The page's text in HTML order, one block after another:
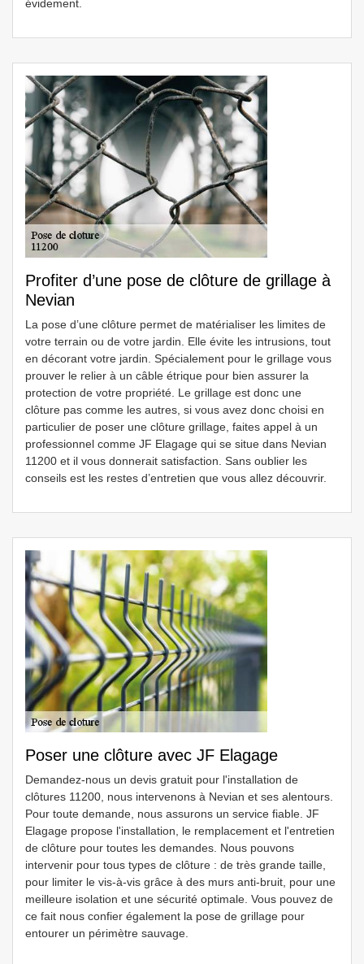
évidement.
Profiter d’une pose de clôture de grillage à
Nevian
La pose d’une clôture permet de matérialiser les limites de
votre terrain ou de votre jardin. Elle évite les intrusions, tout
en décorant votre jardin. Spécialement pour le grillage vous
prouver le relier à un câble étrique pour bien assurer la
protection de votre propriété. Le grillage est donc une
clôture pas comme les autres, si vous avez donc choisi en
particulier de poser une clôture grillage, faites appel à un
professionnel comme JF Elagage qui se situe dans Nevian
11200 et il vous donnerait satisfaction. Sans oublier les
conseils est les restes d’entretien que vous allez découvrir.
Poser une clôture avec JF Elagage
Demandez-nous un devis gratuit pour l'installation de
clôtures 11200, nous intervenons à Nevian et ses alentours.
Pour toute demande, nous assurons un service fiable. JF
Elagage propose l'installation, le remplacement et l'entretien
de clôture pour toutes les demandes. Nous pouvons
intervenir pour tous types de clôture : de très grande taille,
pour limiter le vis-à-vis grâce à des murs anti-bruit, pour une
meilleure isolation et une sécurité optimale. Vous pouvez de
ce fait nous confier également la pose de grillage pour
entourer un périmètre sauvage.